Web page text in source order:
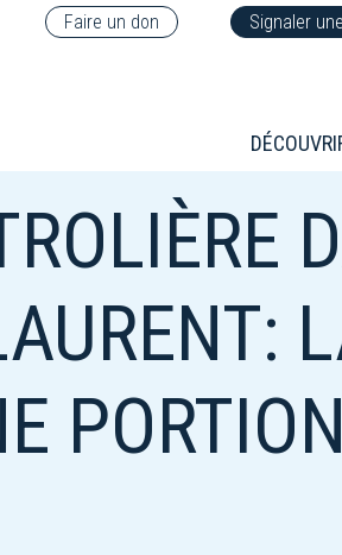
Faire un don Signaler